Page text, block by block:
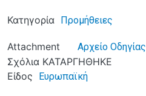
Κατηγορία Προμήθειες
Attachment Αρχείο Οδηγίας
Σχόλια ΚΑΤΑΡΓΗΘΗΚΕ
Είδος
Ευρωπαϊκή